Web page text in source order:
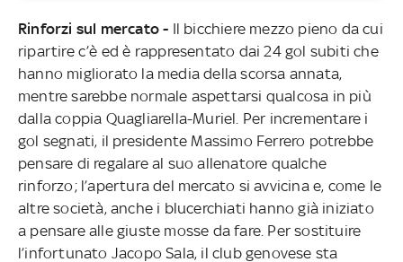
Rinforzi sul mercato - Il bicchiere mezzo pieno da cui
ripartire c’è ed è rappresentato dai 24 gol subiti che
hanno migliorato la media della scorsa annata,
mentre sarebbe normale aspettarsi qualcosa in più
dalla coppia Quagliarella-Muriel. Per incrementare i
gol segnati, il presidente Massimo Ferrero potrebbe
pensare di regalare al suo allenatore qualche
rinforzo; l’apertura del mercato si avvicina e, come le
altre società, anche i blucerchiati hanno già iniziato
a pensare alle giuste mosse da fare. Per sostituire
l’infortunato Jacopo Sala, il club genovese sta